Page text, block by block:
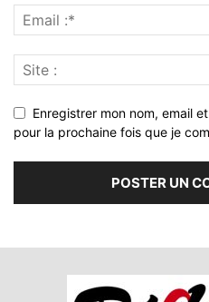
Enregistrer mon nom, email
pour la prochaine fois que je